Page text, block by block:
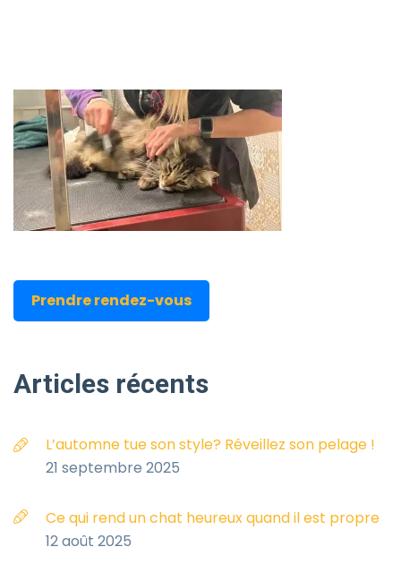
Prendre rendez-vous
Articles récents
L’automne tue son style? Réveillez son pelage !
21 septembre 2025
Ce qui rend un chat heureux quand il est propre
12 août 2025